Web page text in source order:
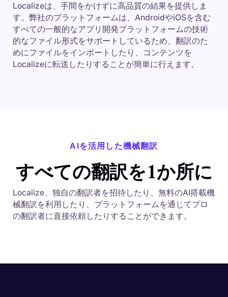
Localizeは、手間をかけずに高品質の結果を提供しま
す。弊社のプラットフォームは、AndroidやiOSを含む
すべての一般的なアプリ開発プラットフォームの技術
的なファイル形式をサポートしているため、翻訳のた
めにファイルをインポートしたり、コンテンツを
Localizeに転送したりすることが簡単に行えます。
AIを活用した機械翻訳
すべての翻訳を1か所に
Localize、独自の翻訳者を招待したり、無料のAI搭載機
械翻訳を利用したり、プラットフォームを通じてプロ
の翻訳者に直接依頼したりすることができます。